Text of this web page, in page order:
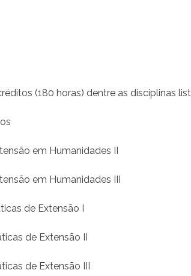
(180 horas) dentre as disciplinas
em Humanidades II
em Humanidades III
de Extensão I
de Extensão II
de Extensão III